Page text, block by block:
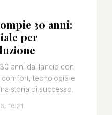
30 anni:
per
anni dal lancio con
tecnologia e
storia di successo.
16:21